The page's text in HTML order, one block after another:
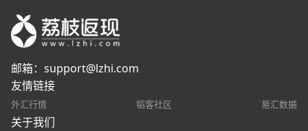
邮箱： support@lzhi.com
友情链接
外汇行情 韬客社区 易汇数据
关于我们